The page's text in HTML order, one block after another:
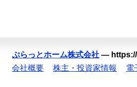
ぷらっとホーム株式会社 —
会社概要
株主・投資家情報 電